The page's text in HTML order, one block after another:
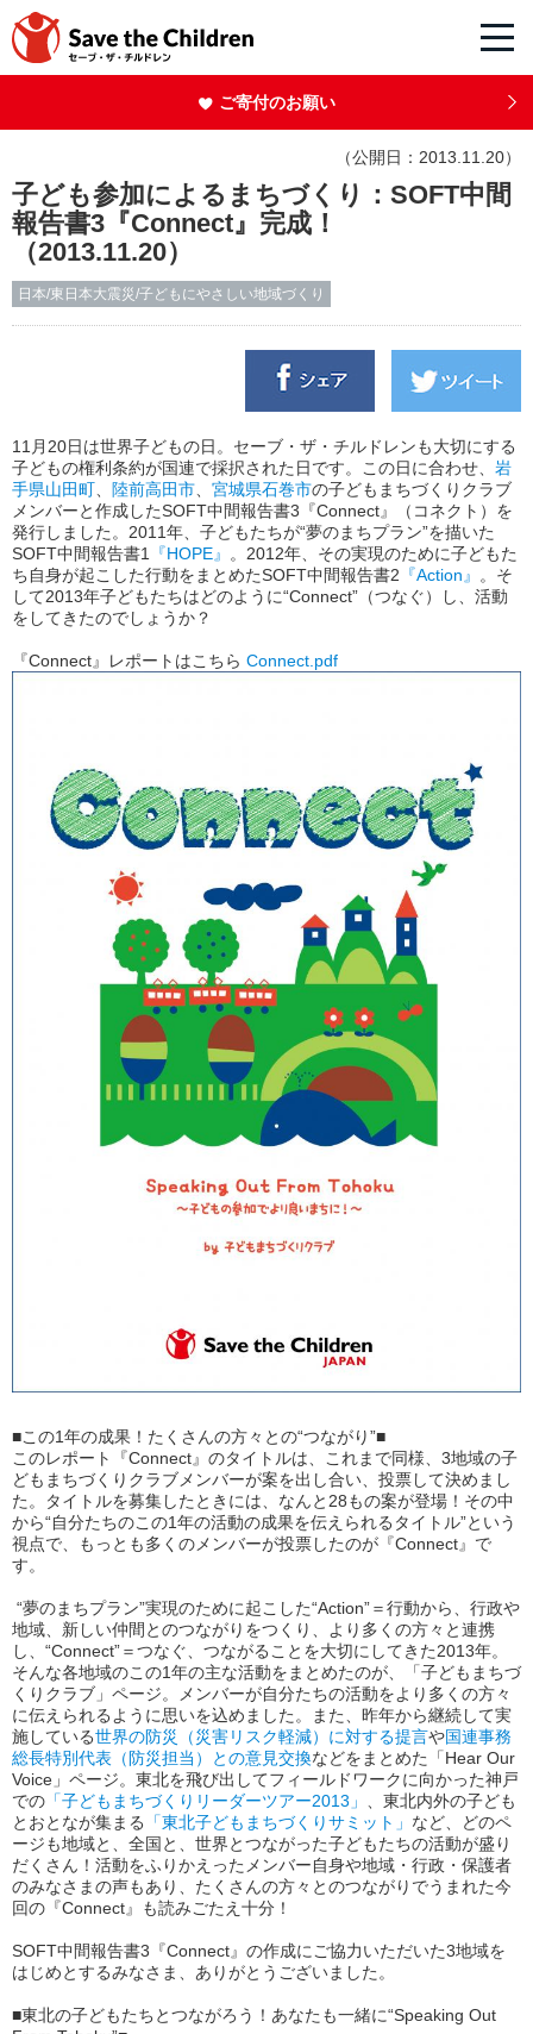
ご寄付のお願い
（公開日：2013.11.20）
子ども参加によるまちづくり：SOFT中間
報告書3『Connect』完成！
（2013.11.20）
日本/東日本大震災/子どもにやさしい地域づくり
11月20日は世界子どもの日。セーブ・ザ・チルドレンも大切にする
子どもの権利条約が国連で採択された日です。この日に合わせ、 岩
手県山田町
陸前高田市 宮城県石巻市の子どもまちづくりクラブ
メンバーと作成したSOFT中間報告書3『Connect』（コネクト）を
発行しました。2011年、子どもたちが“夢のまちプラン”を描いた
SOFT中間報告書1
『HOPE』
。2012年、その実現のために子どもた
ち自身が起こした行動をまとめたSOFT中間報告書2 『Action』
。そ
して2013年子どもたちはどのように“Connect”（つなぐ）し、活動
をしてきたのでしょうか？
『Connect』レポートはこちら Connect.pdf
■この1年の成果！たくさんの方々との“つながり”■
このレポート『Connect』のタイトルは、これまで同様、3地域の子
どもまちづくりクラブメンバーが案を出し合い、投票して決めまし
た。タイトルを募集したときには、なんと28もの案が登場！その中
から“自分たちのこの1年の活動の成果を伝えられるタイトル”という
視点で、もっとも多くのメンバーが投票したのが『Connect』で
す。
“夢のまちプラン”実現のために起こした“Action”＝行動から、行政や
地域、新しい仲間とのつながりをつくり、より多くの方々と連携
し、“Connect”＝つなぐ、つながることを大切にしてきた2013年。
そんな各地域のこの1年の主な活動をまとめたのが、「子どもまちづ
くりクラブ」ページ。メンバーが自分たちの活動をより多くの方々
に伝えられるように思いを込めました。また、昨年から継続して実
施している世界の防災（災害リスク軽減）に対する提言や国連事務
総長特別代表（防災担当）との意見交換などをまとめた「Hear Our
Voice」ページ。東北を飛び出してフィールドワークに向かった神戸
での 「子どもまちづくりリーダーツアー2013」
、東北内外の子ども
とおとなが集まる
「東北子どもまちづくりサミット」 など、どのペ
ージも地域と、全国と、世界とつながった子どもたちの活動が盛り
だくさん！活動をふりかえったメンバー自身や地域・行政・保護者
のみなさまの声もあり、たくさんの方々とのつながりでうまれた今
回の『Connect』も読みごたえ十分！
SOFT中間報告書3『Connect』の作成にご協力いただいた3地域を
はじめとするみなさま、ありがとうございました。
■東北の子どもたちとつながろう！あなたも一緒に“Speaking Out